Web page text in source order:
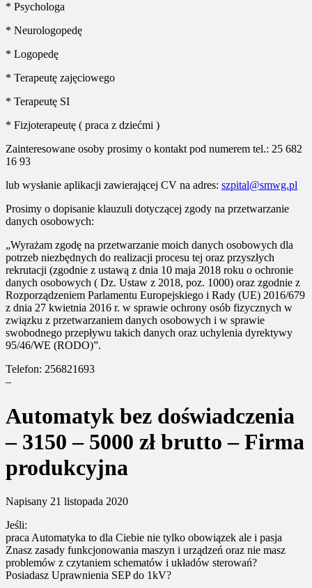
* Psychologa
* Neurologopedę
* Logopedę
* Terapeutę zajęciowego
* Terapeutę SI
* Fizjoterapeutę ( praca z dziećmi )
Zainteresowane osoby prosimy o kontakt pod numerem tel.: 25 682
16 93
lub wysłanie aplikacji zawierającej CV na adres: szpital@smwg.pl
Prosimy o dopisanie klauzuli dotyczącej zgody na przetwarzanie
danych osobowych:
„Wyrażam zgodę na przetwarzanie moich danych osobowych dla
potrzeb niezbędnych do realizacji procesu tej oraz przyszłych
rekrutacji (zgodnie z ustawą z dnia 10 maja 2018 roku o ochronie
danych osobowych ( Dz. Ustaw z 2018, poz. 1000) oraz zgodnie z
Rozporządzeniem Parlamentu Europejskiego i Rady (UE) 2016/679
z dnia 27 kwietnia 2016 r. w sprawie ochrony osób fizycznych w
związku z przetwarzaniem danych osobowych i w sprawie
swobodnego przepływu takich danych oraz uchylenia dyrektywy
95/46/WE (RODO)”.
Telefon: 256821693
–
Automatyk bez doświadczenia
– 3150 – 5000 zł brutto – Firma
produkcyjna
Napisany 21 listopada 2020
Jeśli:
praca Automatyka to dla Ciebie nie tylko obowiązek ale i pasja
Znasz zasady funkcjonowania maszyn i urządzeń oraz nie masz
problemów z czytaniem schematów i układów sterowań?
Posiadasz Uprawnienia SEP do 1kV?